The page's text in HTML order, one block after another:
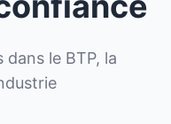
le BTP, la